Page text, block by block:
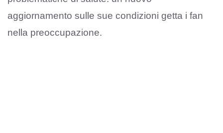
aggiornamento sulle sue condizioni getta i fan
nella preoccupazione.